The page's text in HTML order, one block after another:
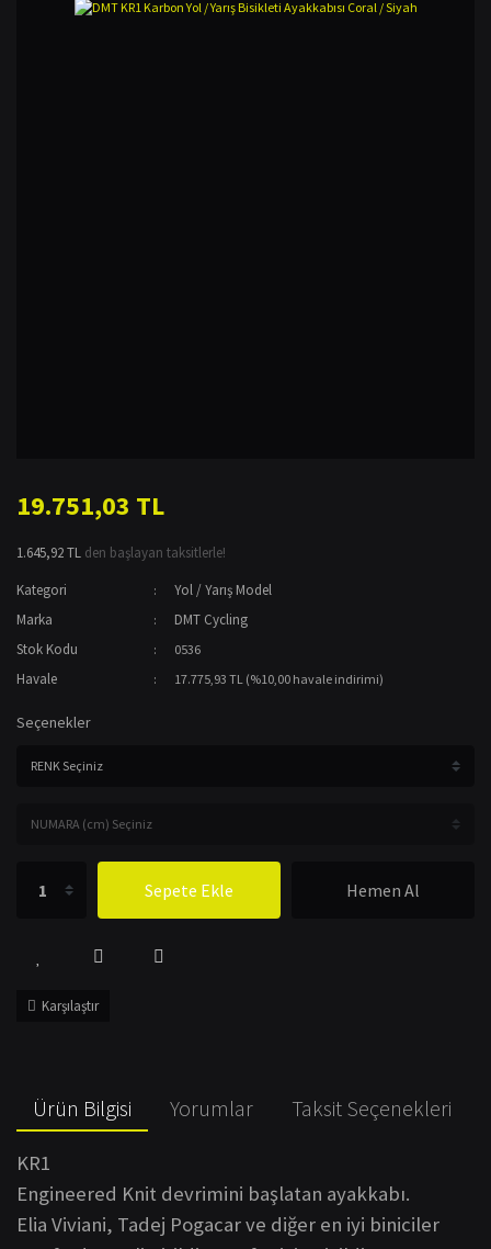
19.751,03 TL
1.645,92 TL den başlayan taksitlerle!
Kategori
Yol / Yarış Model
Marka
DMT Cycling
Stok Kodu
0536
Havale 17.775,93 TL (%10,00 havale indirimi)
Seçenekler
Sepete Ekle Hemen Al
Karşılaştır
Ürün Bilgisi Yorumlar Taksit Seçenekleri
KR1
Engineered Knit devrimini başlatan ayakkabı.
Elia Viviani, Tadej Pogacar ve diğer en iyi biniciler